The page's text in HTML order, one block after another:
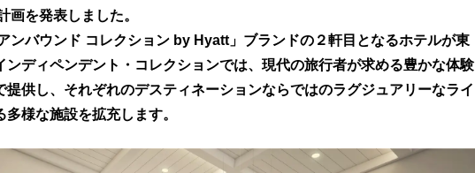
画を発表しました。
ンバウンド コレクション by Hyatt」ブランドの２軒目となるホテルが東
ンディペンデント・コレクションでは、現代の旅行者が求める豊かな体験
提供し、それぞれのデスティネーションならではのラグジュアリーなライ
様な施設を拡充します。